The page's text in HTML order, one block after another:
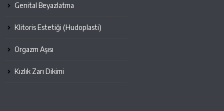
Genital Beyazlatma
Klitoris Estetiği (Hudoplasti)
Orgazm Aşısı
Kızlık Zarı Dikimi